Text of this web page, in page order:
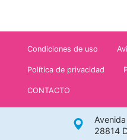
Condiciones de uso
Política de privacidad
CONTACTO
28814